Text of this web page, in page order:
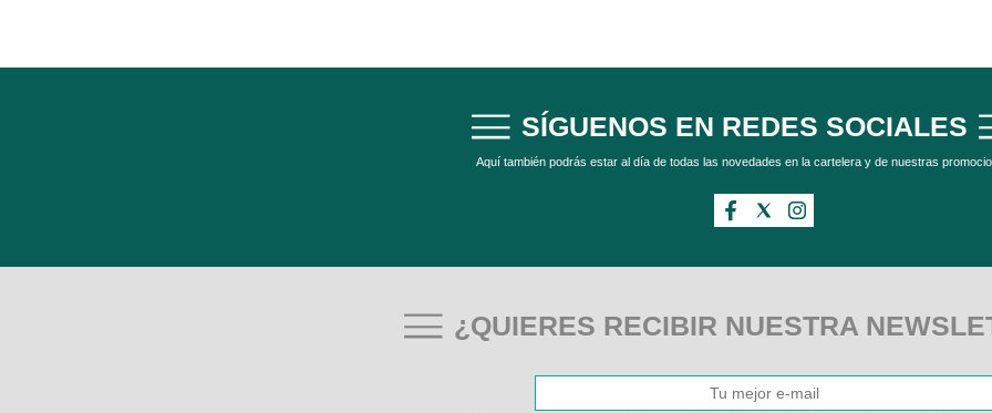
SÍGUENOS EN REDES SOCIALES
Aquí también podrás estar al día de todas las novedades en la cartelera y de nuestras
¿QUIERES RECIBIR NUESTRA